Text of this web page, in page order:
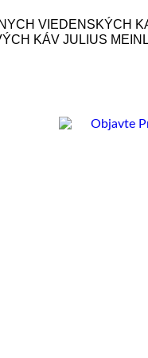
VIEDENSKÝCH
KÁV JULIUS